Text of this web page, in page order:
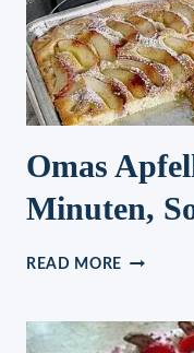
Omas
Minuten,
READ MORE OMAS
5-